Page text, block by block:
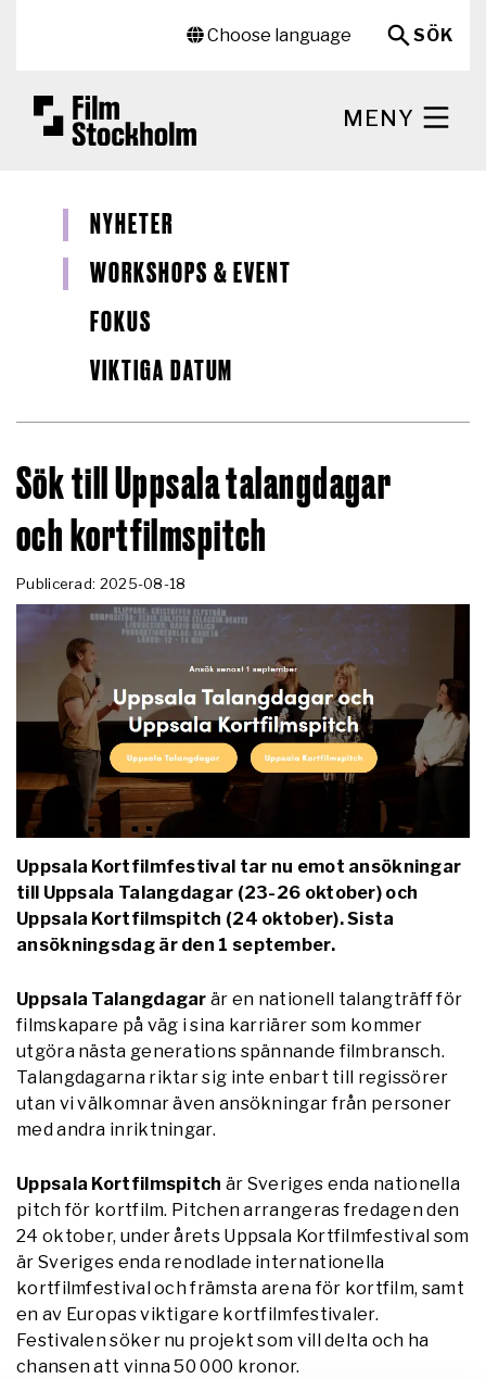
Choose language
SÖK
MENY
NYHETER
WORKSHOPS & EVENT
FOKUS
VIKTIGA DATUM
Sök till Uppsala talangdagar
och kortfilmspitch
Publicerad: 2025-08-18
Uppsala Kortfilmfestival tar nu emot ansökningar
till Uppsala Talangdagar (23-26 oktober) och
Uppsala Kortfilmspitch (24 oktober). Sista
ansökningsdag är den 1 september.
Uppsala Talangdagar är en nationell talangträff för
filmskapare på väg i sina karriärer som kommer
utgöra nästa generations spännande filmbransch.
Talangdagarna riktar sig inte enbart till regissörer
utan vi välkomnar även ansökningar från personer
med andra inriktningar.
Uppsala Kortfilmspitch är Sveriges enda nationella
pitch för kortfilm. Pitchen arrangeras fredagen den
24 oktober, under årets Uppsala Kortfilmfestival som
är Sveriges enda renodlade internationella
kortfilmfestival och främsta arena för kortfilm, samt
en av Europas viktigare kortfilmfestivaler.
Festivalen söker nu projekt som vill delta och ha
chansen att vinna 50 000 kronor.